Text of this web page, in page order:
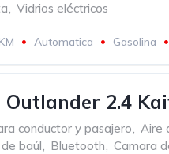
, Vidrios eléctricos
Automatica Gasolina
2.4
conductor y pasajero, Aire
baúl, Bluetooth, Camara